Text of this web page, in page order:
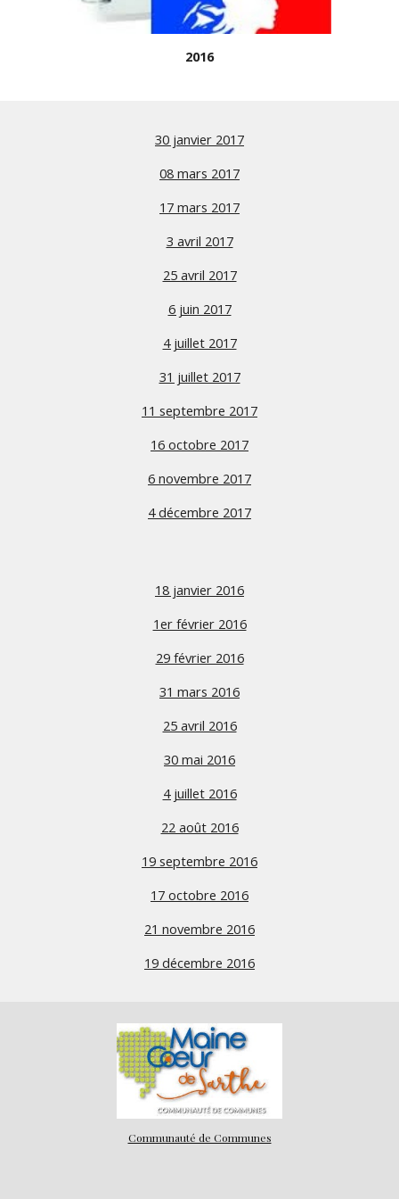
2016
30 janvier 2017
08 mars 2017
17 mars 2017
3 avril 2017
25 avril 2017
6 juin 2017
4 juillet 2017
31 juillet 2017
11 septembre 2017
16 octobre 2017
6 novembre 2017
4 décembre 2017
18 janvier 2016
1er février 2016
29 février 2016
31 mars 2016
25 avril 2016
30 mai 2016
4 juillet 2016
22 août 2016
19 septembre 2016
17 octobre 2016
21 novembre 2016
19 décembre 2016
Communauté de Communes